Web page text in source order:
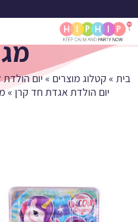
משחק
בית » קטלוג מוצרים » יום
יום הולדת אגדת חד קרן »